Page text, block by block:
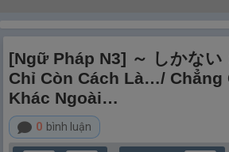
[Ngữ Pháp N3] ～ しかな
Chỉ Còn Cách Là…/ Chẳng
Khác Ngoài…
0 bình luận